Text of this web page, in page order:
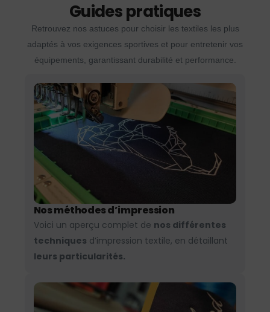
Guides pratiques
Retrouvez nos astuces pour choisir les textiles les plus
adaptés à vos exigences sportives et pour entretenir vos
équipements, garantissant durabilité et performance.
Nos méthodes d’impression
Voici un aperçu complet de nos différentes
techniques d’impression textile, en détaillant
leurs particularités.